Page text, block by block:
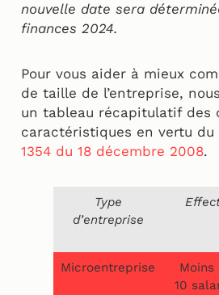
nouvelle date sera
finances 2024.
Pour vous aider à mieux
de taille de l’entreprise,
un tableau récapitulatif des
caractéristiques en vertu du
1354 du 18 décembre 2008.
Type
d’entreprise
Microentreprise
Moins
10